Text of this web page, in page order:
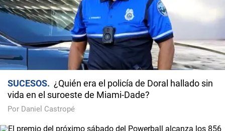
SUCESOS
¿Quién era el policía de Doral hallado sin
vida en el suroeste de Miami-Dade?
Por Daniel Castropé